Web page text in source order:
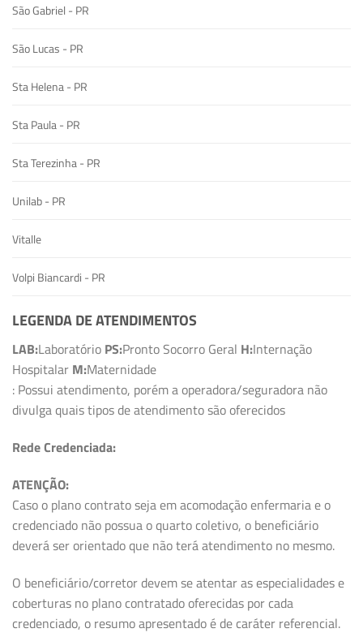
São Gabriel - PR
São Lucas - PR
Sta Helena - PR
Sta Paula - PR
Sta Terezinha - PR
Unilab - PR
Vitalle
Volpi Biancardi - PR
LEGENDA DE ATENDIMENTOS
LAB:Laboratório PS:Pronto Socorro Geral H:Internação
Hospitalar M:Maternidade
: Possui atendimento, porém a operadora/seguradora não
divulga quais tipos de atendimento são oferecidos
Rede Credenciada:
ATENÇÃO:
Caso o plano contrato seja em acomodação enfermaria e o
credenciado não possua o quarto coletivo, o beneficiário
deverá ser orientado que não terá atendimento no mesmo.
O beneficiário/corretor devem se atentar as especialidades e
coberturas no plano contratado oferecidas por cada
credenciado, o resumo apresentado é de caráter referencial.